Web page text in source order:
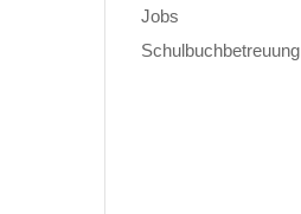
Jobs
Schulbuchbetreuung